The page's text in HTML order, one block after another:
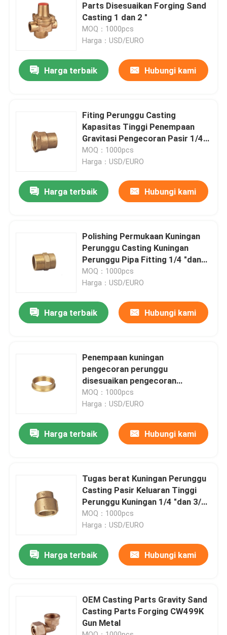
Tur Pabrik
Hubungi kami
Permintaan Penawaran
Kuningan pengecoran perunggu
Meteran Air Kuningan
Parts Disesuaikan Forging Sand
Casting 1 dan 2 "
MOQ：1000pcs
Harga：USD/EURO
Harga terbaik Hubungi kami
Fiting Perunggu Casting
Kapasitas Tinggi Penempaan
Gravitasi Pengecoran Pasir 1/4
inci dan 3/8 inci dan 1/2 inci
MOQ：1000pcs
Harga：USD/EURO
Harga terbaik Hubungi kami
Polishing Permukaan Kuningan
Perunggu Casting Kuningan
Perunggu Pipa Fitting 1/4 "dan
3/8" dan 1/2 "
MOQ：1000pcs
Harga：USD/EURO
Harga terbaik Hubungi kami
Penempaan kuningan
pengecoran perunggu
disesuaikan pengecoran
perunggu bagian 1/4 "&amp; 3/8"
&amp; 1/2 "
MOQ：1000pcs
Harga：USD/EURO
Harga terbaik Hubungi kami
Tugas berat Kuningan Perunggu
Casting Pasir Keluaran Tinggi
Perunggu Kuningan 1/4 "dan 3/8"
and1 / 2 "
MOQ：1000pcs
Harga：USD/EURO
Harga terbaik Hubungi kami
OEM Casting Parts Gravity Sand
Casting Parts Forging CW499K
Gun Metal